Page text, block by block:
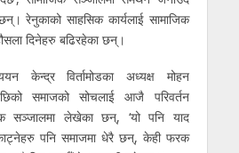
रेनुकाको साहसिक कार्यलाई सामाजिक
दिनेहरु बढिरहेका छन्।
केन्द्र विर्तामोडका अध्यक्ष मोहन
समाजको सोचलाई आजै परिवर्तन
सञ्जालमा लेखेका छन्, ‘यो पनि याद
काट्नेहरु पनि समाजमा धेरै छन्, केही फरक